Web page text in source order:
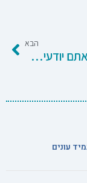
הבא
מה באמת אתם יודעים על כאב?
עונים